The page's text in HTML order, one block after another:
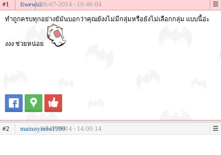
#1 fiwewiii06-07-2014 - 10:46:04
ทำถูกครบทุกอย่างยัมันบอกว่าคุณยังงไม่มีกลุ่มหรือยังไม่เลือกกลุ่ม แบบนี้อ่ะ
งงง ช่วยหน่อย
#2 mainoyzelo1999
06-07-2014 - 14:00:14